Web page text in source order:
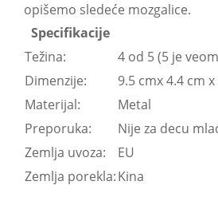
opišemo sledeće mozgalice.
Specifikacije
Težina:
4 od 5 (5 je
Dimenzije:
9.5 cmx 4.4 cm
Materijal:
Metal
Preporuka:
Nije za decu
Zemlja uvoza:
EU
Zemlja porekla:Kina